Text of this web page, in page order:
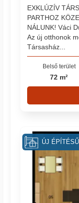
EXKLÚZÍV
PARTHOZ
NÁLUNK! Váci
Az új otthonok
Társasház...
Belső terület
72 m²
ÚJ